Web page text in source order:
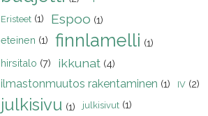
Eristeet (1) Espoo (1)
eteinen (1) finnlamelli (1)
hirsitalo (7) ikkunat (4)
ilmastonmuutos rakentaminen (1) IV (2)
julkisivu (1) julkisivut (1)